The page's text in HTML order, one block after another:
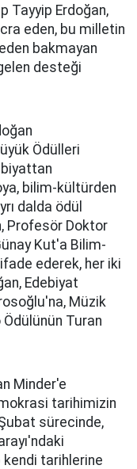
Tayyip Erdoğan,
eden, bu milletin
bakmayan
desteği
Ödülleri
bilim-kültürden
dalda ödül
Profesör Doktor
Kut'a Bilim-
ederek, her iki
Edebiyat
Müzik
Turan
Minder'e
tarihimizin
sürecinde,
tarihlerine